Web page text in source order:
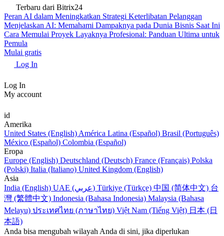
Terbaru dari Bitrix24
Peran AI dalam Meningkatkan Strategi Keterlibatan Pelanggan
Menjelaskan AI: Memahami Dampaknya pada Dunia Bisnis Saat Ini
Cara Memulai Proyek Layaknya Profesional: Panduan Ultima untuk
Pemula
Mulai gratis
Log In
Log In
My account
id
Amerika
United States (English) América Latina (Español) Brasil (Português)
México (Español) Colombia (Español)
Eropa
Europe (English) Deutschland (Deutsch) France (Français) Polska
(Polski) Italia (Italiano) United Kingdom (English)
Asia
India (English)
UAE (عربي) Türkiye (Türkçe) 中国 (简体中文) 台
灣 (繁體中文) Indonesia (Bahasa Indonesia) Malaysia (Bahasa
Melayu) ประเทศไทย (ภาษาไทย) Việt Nam (Tiếng Việt) 日本 (日
本語)
Anda bisa mengubah wilayah Anda di sini, jika diperlukan